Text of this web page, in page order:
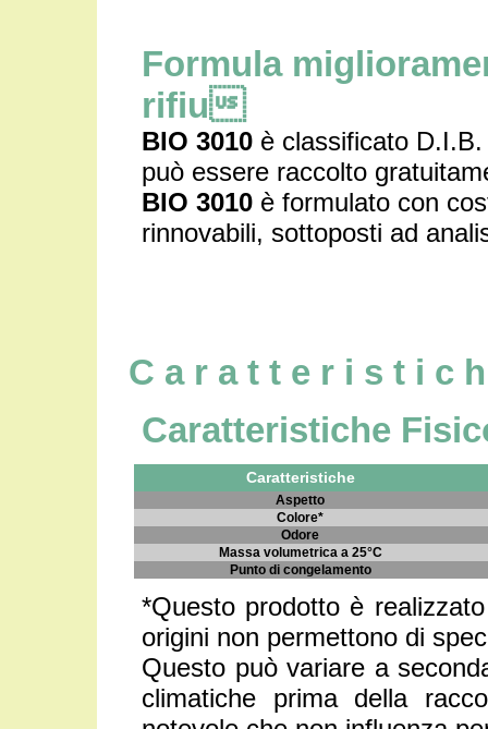
Formula
rifiu
BIO 3010 è classificato
può essere raccolto
BIO 3010 è formulato con
rinnovabili, sottoposti ad
C a r a t t e r i s t i c
Caratteristiche
Caratteristiche
Aspetto
Colore*
Odore
Massa volumetrica a 25°C
Punto di congelamento
*Questo prodotto è
origini non permettono di
Questo può variare a
climatiche prima della